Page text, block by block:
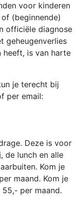
voor kinderen
(beginnende)
officiële diagnose
geheugenverlies
heeft, is van harte
je terecht bij
per email:
Deze is voor
de lunch en alle
Kom je
maand. Kom je
per maand.